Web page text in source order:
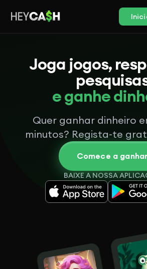
Joga jogos,
e ganhe
Quer ganhar dinheiro
minutos? Regista-te
Comece a ganhar
BAIXE A NOSSA